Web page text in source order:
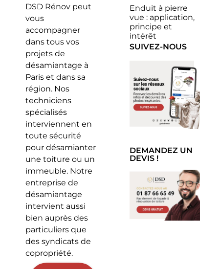
DSD Rénov peut
vous
accompagner
dans tous vos
projets de
désamiantage à
Paris et dans sa
région. Nos
techniciens
spécialisés
interviennent en
toute sécurité
pour désamianter
une toiture ou un
immeuble. Notre
entreprise de
désamiantage
intervient aussi
bien auprès des
particuliers que
des syndicats de
copropriété.
Enduit à pierre
vue : application,
principe et
intérêt
SUIVEZ-NOUS
DEMANDEZ UN
DEVIS !